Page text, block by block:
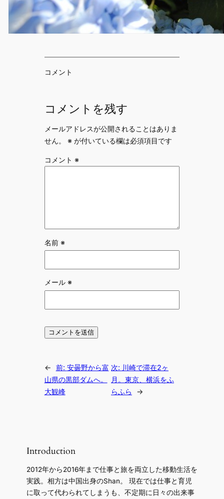
コメント
コメントを残す
メールアドレスが公開されることはありま
せん。
※が付いている欄は必須項目です
コメント ※
名前 ※
メール ※
← 前: 安曇野から富
山県の黒部ダムへ。
大観峰
次: 川崎で滞在2ヶ
月。東京、横浜をふ
らふら
→
Introduction
2012年から2016年まで仕事と旅を両立した移動生活を
実践。相方は中国出身のShan。 現在では仕事と育児
に取って代わられてしまうも、不定期に日々の出来事